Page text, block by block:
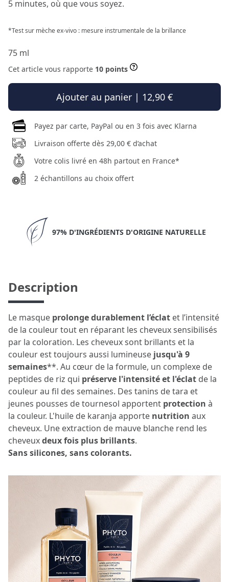
5 minutes, où que vous soyez.
*Test sur mèche ex-vivo : mesure instrumentale de la brillance
75 ml
Cet article vous rapporte 10 points
Ajouter au panier | 12,90 €
Payez par carte, PayPal ou en 3 fois avec Klarna
Livraison offerte dès 29,00 € d’achat
Votre colis livré en 48h partout en France*
2 échantillons au choix offert
97% D'INGRÉDIENTS D'ORIGINE NATURELLE
Description
Le masque prolonge durablement l’éclat et l’intensité
de la couleur tout en réparant les cheveux sensibilisés
par la coloration. Les cheveux sont brillants et la
couleur est toujours aussi lumineuse jusqu'à 9
semaines**. Au cœur de la formule, un complexe de
peptides de riz qui préserve l'intensité et l'éclat de la
couleur au fil des semaines. Des tanins de tara et
jeunes pousses de tournesol apportent protection à
la couleur. L'huile de karanja apporte nutrition aux
cheveux. Une extraction de mauve blanche rend les
cheveuxdeux fois plus brillants.
Sans silicones, sans colorants.